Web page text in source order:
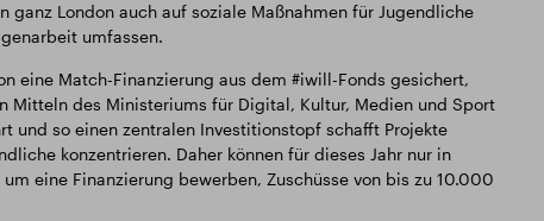
London auch auf soziale Maßnahmen für Jugendliche
umfassen.
eine Match-Finanzierung aus dem #iwill-Fonds gesichert,
des Ministeriums für Digital, Kultur, Medien und Sport
und so einen zentralen Investitionstopf schafft Projekte
konzentrieren. Daher können für dieses Jahr nur in
eine Finanzierung bewerben, Zuschüsse von bis zu 10.000